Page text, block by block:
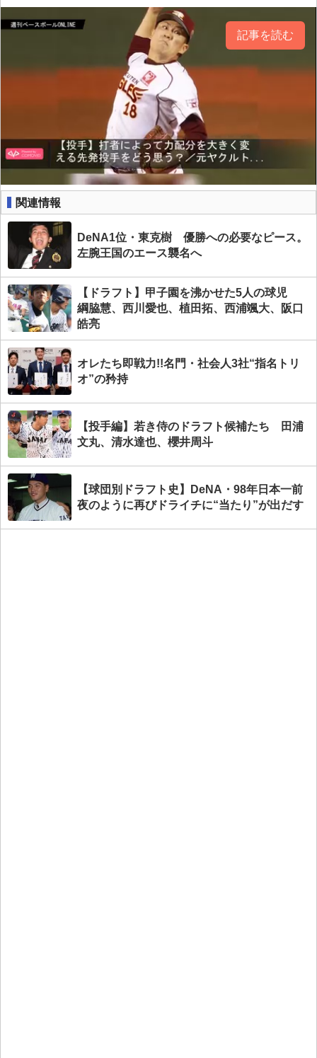
記事を読む
関連情報
DeNA1位・東克樹 優勝への必要なピース。
左腕王国のエース襲名へ
【ドラフト】甲子園を沸かせた5人の球児
綱脇慧、西川愛也、植田拓、西浦颯大、阪口
皓亮
オレたち即戦力!!名門・社会人3社“指名トリ
オ”の矜持
【投手編】若き侍のドラフト候補たち 田浦
文丸、清水達也、櫻井周斗
【球団別ドラフト史】DeNA・98年日本一前
夜のように再びドライチに“当たり”が出だす